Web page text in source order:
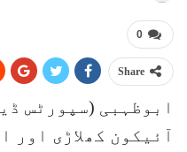
0
Share
ابوظہبی (سپورٹس
آئیکون کھلاڑی اور